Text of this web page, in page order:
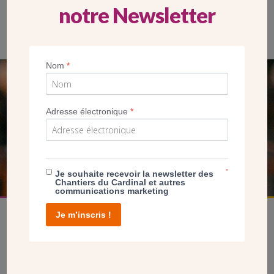
L’église Notre-Dame-des-Noues de Franconville.
SEUL VOTRE DON
NOUS PERMET D’AGIR
FAIRE UN DON
notre Newsletter
Nom*
Adresse électronique*
Je souhaite recevoir la newsletter des
Chantiers du Cardinal et autres
communications marketing
*
Je m’inscris !